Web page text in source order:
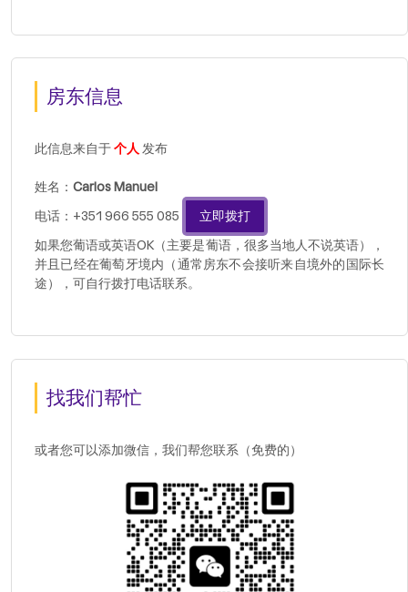
房东信息
此信息来自于个人 发布
姓名： Carlos Manuel
电话：+351 966 555 085
立即拨打
如果您葡语或英语OK（主要是葡语，很多当地人不说英语），
并且已经在葡萄牙境内（通常房东不会接听来自境外的国际长
途），可自行拨打电话联系。
找我们帮忙
或者您可以添加微信，我们帮您联系（免费的）